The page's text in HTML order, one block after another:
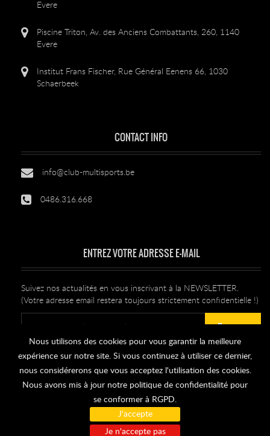
Nous utilisons des cookies pour vous garantir la meilleure
expérience sur notre site. Si vous continuez à utiliser ce dernier,
nous considérerons que vous acceptez l'utilisation des cookies.
Nous avons mis à jour notre politique de confidentialité pour
se conformer à RGPD.
J'accepte
Je n'accepte pas
Evere
Piscine Triton, Av. des Anciens Combattants, 260, 1140
Evere
Institut Frans Fischer, Rue Général Eenens 66, 1030
Schaerbeek
CONTACT INFO
info@club-multisports.be
0486.316.668
ENTREZ VOTRE ADRESSE E-MAIL
Suivez nos actualités en vous inscrivant à la NEWSLETTER.
(Votre adresse email restera toujours strictement confidentielle !)
Envoyer
© 2026 Tous doits réservés. Club Multi Sports.